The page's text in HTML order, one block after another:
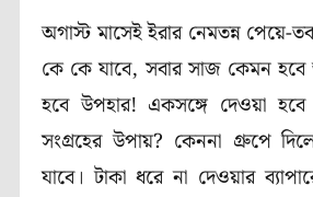
অগাস্ট মাসেই ইরার নেমতন্ন পেয়ে-
কে কে যাবে, সবার সাজ কেমন
হবে উপহার! একসঙ্গে দেওয়া
সংগ্রহের উপায়? কেননা গ্রুপে
যাবে। টাকা ধরে না দেওয়ার